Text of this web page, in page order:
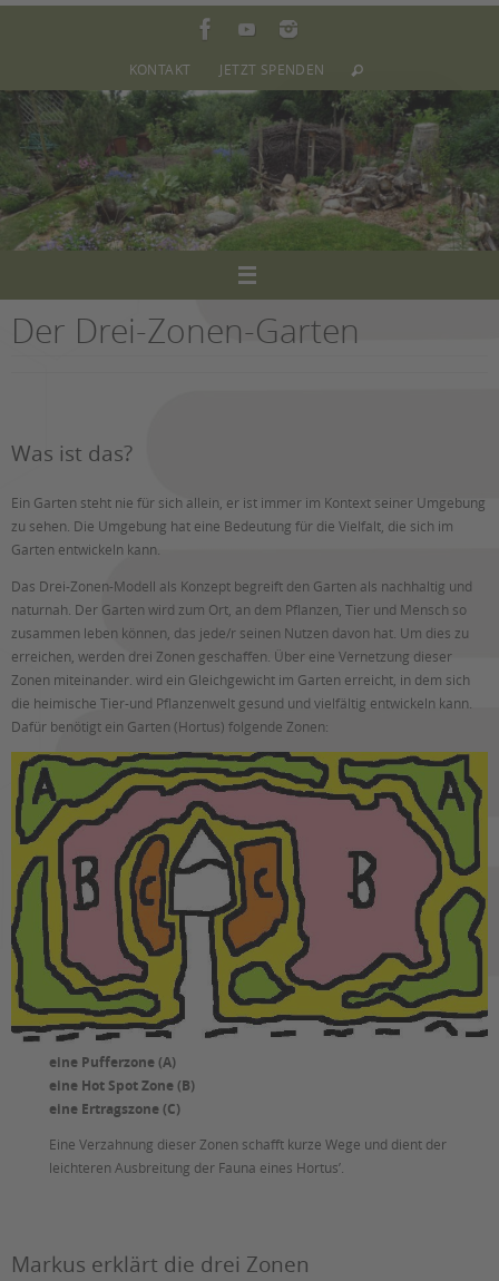
KONTAKT JETZT SPENDEN
Der Drei-Zonen-Garten
Was ist das?
Ein Garten steht nie für sich allein, er ist immer im Kontext seiner Umgebung
zu sehen. Die Umgebung hat eine Bedeutung für die Vielfalt, die sich im
Garten entwickeln kann.
Das Drei-Zonen-Modell als Konzept begreift den Garten als nachhaltig und
naturnah. Der Garten wird zum Ort, an dem Pflanzen, Tier und Mensch so
zusammen leben können, das jede/r seinen Nutzen davon hat. Um dies zu
erreichen, werden drei Zonen geschaffen. Über eine Vernetzung dieser
Zonen miteinander. wird ein Gleichgewicht im Garten erreicht, in dem sich
die heimische Tier-und Pflanzenwelt gesund und vielfältig entwickeln kann.
Dafür benötigt ein Garten (Hortus) folgende Zonen:
eine Pufferzone (A)
eine Hot Spot Zone (B)
eine Ertragszone (C)
Eine Verzahnung dieser Zonen schafft kurze Wege und dient der
leichteren Ausbreitung der Fauna eines Hortus’.
Markus erklärt die drei Zonen